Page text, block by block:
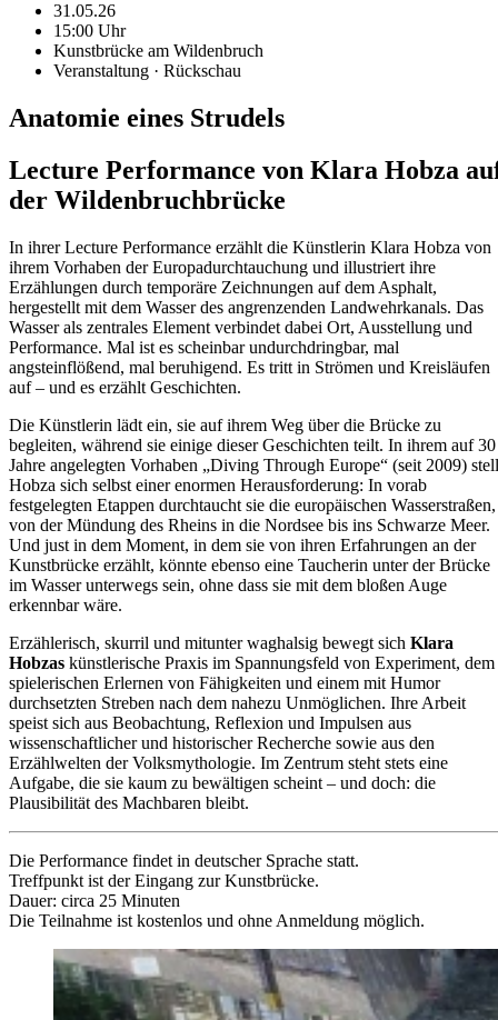
31.05.26
15:00 Uhr
Kunstbrücke am Wildenbruch
Veranstaltung · Rückschau
Anatomie eines Strudels
Lecture Performance von Klara Hobza
der Wildenbruchbrücke
In ihrer Lecture Performance erzählt die Künstlerin Klara Hobza von
ihrem Vorhaben der Europadurchtauchung und illustriert ihre
Erzählungen durch temporäre Zeichnungen auf dem Asphalt,
hergestellt mit dem Wasser des angrenzenden Landwehrkanals. Das
Wasser als zentrales Element verbindet dabei Ort, Ausstellung und
Performance. Mal ist es scheinbar undurchdringbar, mal
angsteinflößend, mal beruhigend. Es tritt in Strömen und Kreisläufen
auf – und es erzählt Geschichten.
Die Künstlerin lädt ein, sie auf ihrem Weg über die Brücke zu
begleiten, während sie einige dieser Geschichten teilt. In ihrem auf 30
Jahre angelegten Vorhaben „Diving Through Europe“ (seit 2009)
Hobza sich selbst einer enormen Herausforderung: In vorab
festgelegten Etappen durchtaucht sie die europäischen Wasserstraßen,
von der Mündung des Rheins in die Nordsee bis ins Schwarze Meer.
Und just in dem Moment, in dem sie von ihren Erfahrungen an der
Kunstbrücke erzählt, könnte ebenso eine Taucherin unter der Brücke
im Wasser unterwegs sein, ohne dass sie mit dem bloßen Auge
erkennbar wäre.
Erzählerisch, skurril und mitunter waghalsig bewegt sich Klara
Hobzas künstlerische Praxis im Spannungsfeld von Experiment, dem
spielerischen Erlernen von Fähigkeiten und einem mit Humor
durchsetzten Streben nach dem nahezu Unmöglichen. Ihre Arbeit
speist sich aus Beobachtung, Reflexion und Impulsen aus
wissenschaftlicher und historischer Recherche sowie aus den
Erzählwelten der Volksmythologie. Im Zentrum steht stets eine
Aufgabe, die sie kaum zu bewältigen scheint – und doch: die
Plausibilität des Machbaren bleibt.
Die Performance findet in deutscher Sprache statt.
Treffpunkt ist der Eingang zur Kunstbrücke.
Dauer: circa 25 Minuten
Die Teilnahme ist kostenlos und ohne Anmeldung möglich.